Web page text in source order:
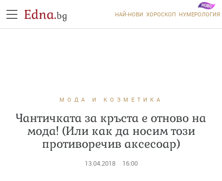
Edna.bg НАЙ-НОВИ ХОРОСКОП НУМЕРОЛОГИЯ
МОДА И КОЗМЕТИКА
Чантичката за кръста е отново на
мода! (Или как да носим този
противоречив аксесоар)
13.04.2018 16:00